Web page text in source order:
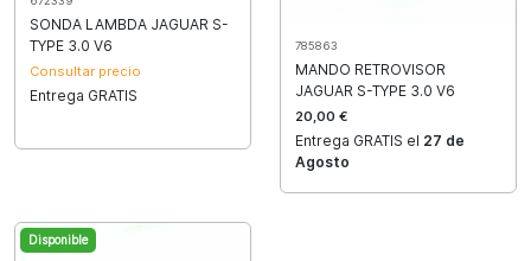
SONDA LAMBDA JAGUAR S-
TYPE 3.0 V6
Consultar precio
Entrega GRATIS
785863
MANDO RETROVISOR
JAGUAR S-TYPE 3.0 V6
20,00 €
Entrega GRATIS el 27 de
Agosto
Disponible